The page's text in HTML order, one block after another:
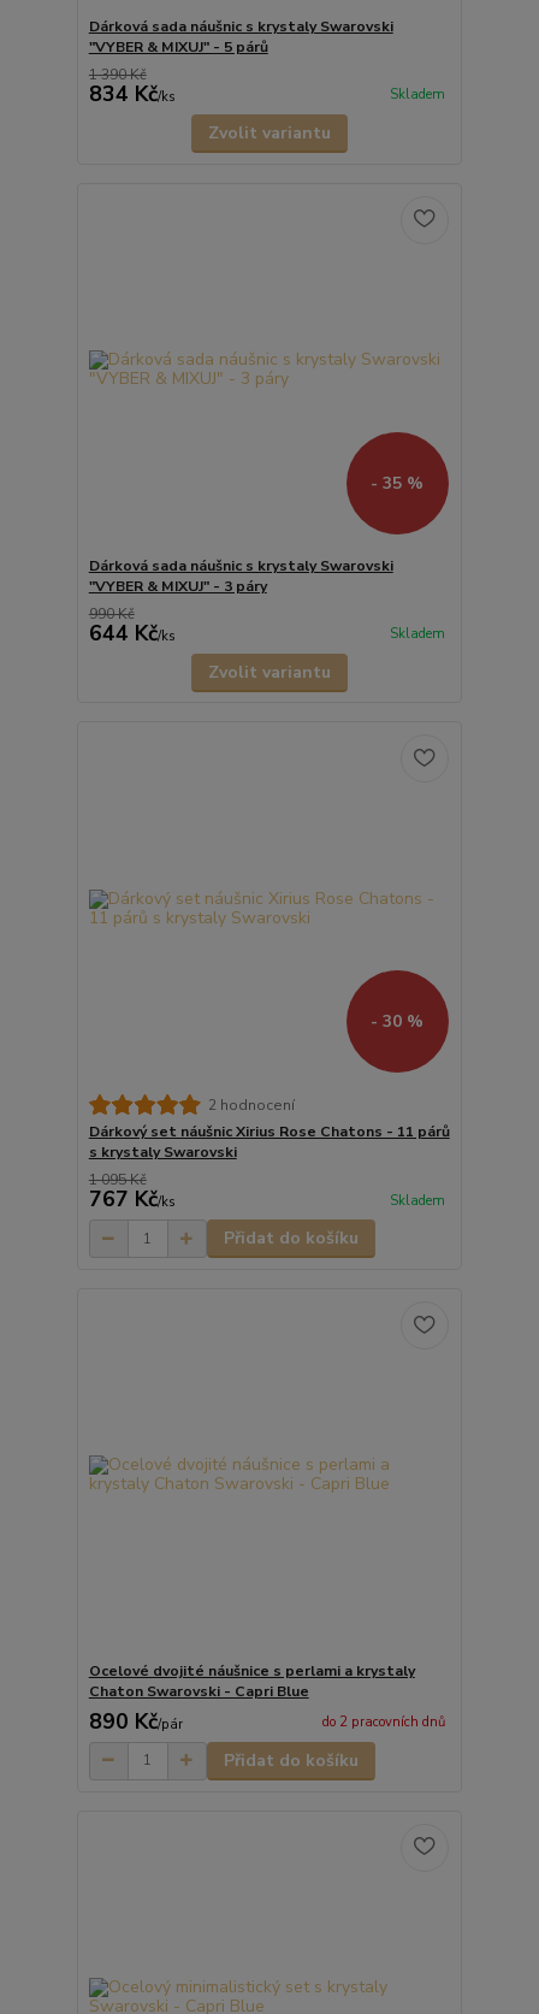
Dárková sada náušnic s krystaly Swarovski
"VYBER & MIXUJ" - 5 párů
1 390 Kč
834 Kč/ks Skladem
Zvolit variantu
- 35 %
Dárková sada náušnic s krystaly Swarovski
"VYBER & MIXUJ" - 3 páry
990 Kč
644 Kč/ks Skladem
Zvolit variantu
- 30 %
2 hodnocení
Dárkový set náušnic Xirius Rose Chatons - 11 párů
s krystaly Swarovski
1 095 Kč
767 Kč/ks Skladem
Přidat do košíku
Ocelové dvojité náušnice s perlami a krystaly
Chaton Swarovski - Capri Blue
890 Kč/pár do 2 pracovních dnů
Přidat do košíku